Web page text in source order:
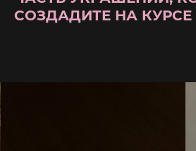
СОЗДАДИТЕ НА КУРСЕ